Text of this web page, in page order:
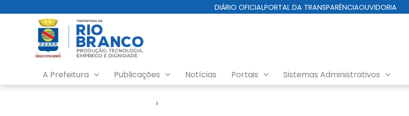
DIÁRIO OFICIALPORTAL DA TRANSPARÊNCIAOUVIDORIA
A Prefeitura Publicações Notícias Portais Sistemas Administrativos
›